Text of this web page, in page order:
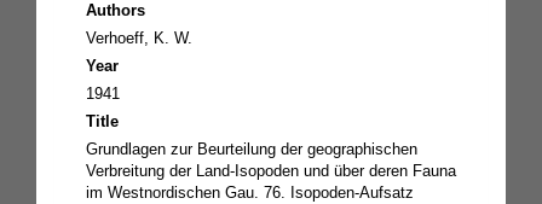
Authors
Verhoeff, K. W.
Year
1941
Title
Grundlagen zur Beurteilung der geographischen
Verbreitung der Land-Isopoden und über deren Fauna
im Westnordischen Gau. 76. Isopoden-Aufsatz